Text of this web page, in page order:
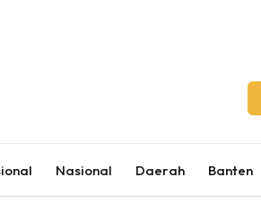
Nasional Daerah Banten